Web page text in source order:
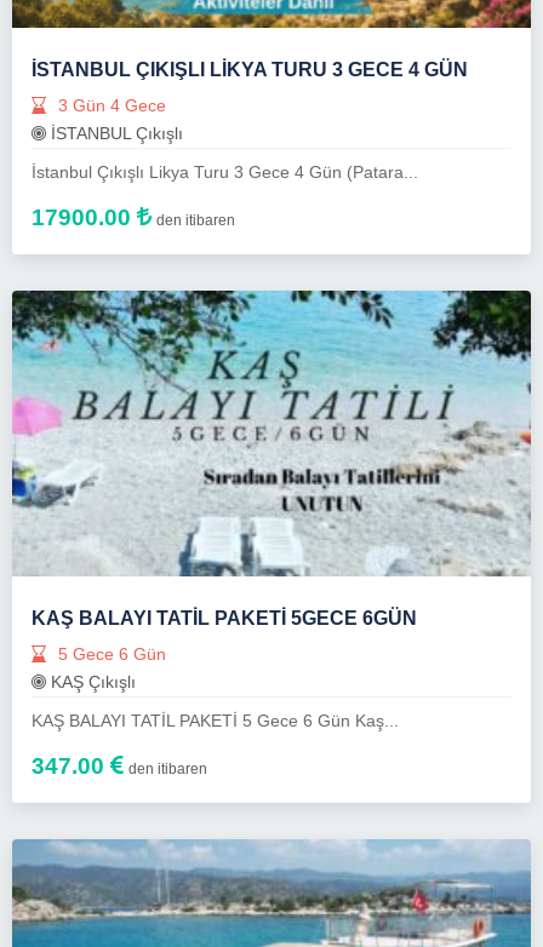
İSTANBUL ÇIKIŞLI LIKYA TURU 3 GECE 4 GÜN
3 Gün 4 Gece
İSTANBUL Çıkışlı
İstanbul Çıkışlı Likya Turu 3 Gece 4 Gün (Patara...
17900.00 den itibaren
KAŞ BALAYI TATİL PAKETİ 5GECE 6GÜN
5 Gece 6 Gün
KAŞ Çıkışlı
KAŞ BALAYI TATİL PAKETİ 5 Gece 6 Gün Kaş...
347.00 den itibaren